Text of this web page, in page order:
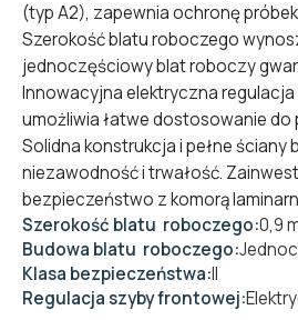
(typ A2), zapewnia ochronę
Szerokość blatu roboczego
jednoczęściowy blat roboczy
Innowacyjna elektryczna
umożliwia łatwe dostosowanie
Solidna konstrukcja i pełne ściany
niezawodność i trwałość.
bezpieczeństwo z komorą
Szerokość blatu roboczego:0,9
Budowa blatu roboczego:
Klasa bezpieczeństwa:II
Regulacja szyby frontowej: